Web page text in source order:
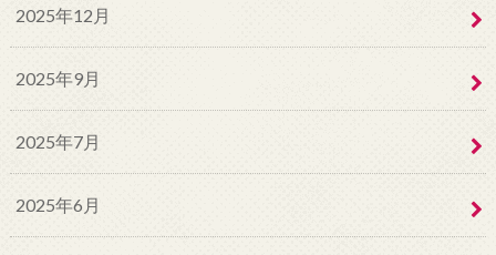
2025年12月
2025年9月
2025年7月
2025年6月